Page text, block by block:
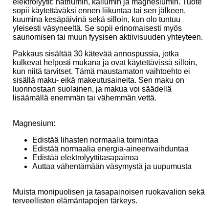
sopii käytettäväksi ennen liikuntaa tai sen jälkeen,
kuumina kesäpäivinä sekä silloin, kun olo tuntuu
yleisesti väsyneeltä. Se sopii erinomaisesti myös
saunomisen tai muun fyysisen aktiivisuuden yhteyteen.
Pakkaus sisältää 30 kätevää annospussia, jotka
kulkevat helposti mukana ja ovat käytettävissä silloin,
kun niitä tarvitset. Tämä maustamaton vaihtoehto ei
sisällä maku- eikä makeutusaineita. Sen maku on
luonnostaan suolainen, ja makua voi säädellä
lisäämällä enemmän tai vähemmän vettä.
Magnesium:
Edistää lihasten normaalia toimintaa
Edistää normaalia energia-aineenvaihduntaa
Edistää elektrolyyttitasapainoa
Auttaa vähentämään väsymystä ja uupumusta
Muista monipuolisen ja tasapainoisen ruokavalion sekä
terveellisten elämäntapojen tärkeys.